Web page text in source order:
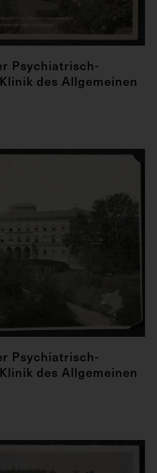
Psychiatrisch-
des Allgemeinen
Psychiatrisch-
des Allgemeinen